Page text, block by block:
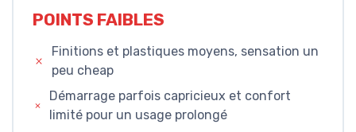
POINTS FAIBLES
Finitions et plastiques moyens, sensation un
peu cheap
Démarrage parfois capricieux et confort
limité pour un usage prolongé